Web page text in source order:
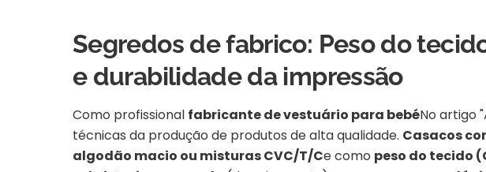
Segredos de fabrico: Peso do
e durabilidade da impressão
Como profissional fabricante de vestuário para bebéNo artigo
técnicas da produção de produtos de alta qualidade. Casacos
algodão macio ou misturas CVC/T/Ce como peso do tecido